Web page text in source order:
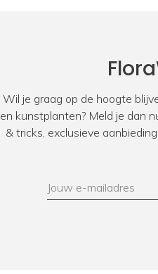
Wil je graag op de hoogte
en kunstplanten? Meld je dan
& tricks, exclusieve